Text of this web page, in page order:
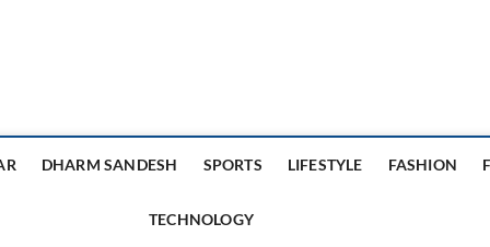
DHARM SANDESH SPORTS LIFESTYLE FASHION
TECHNOLOGY